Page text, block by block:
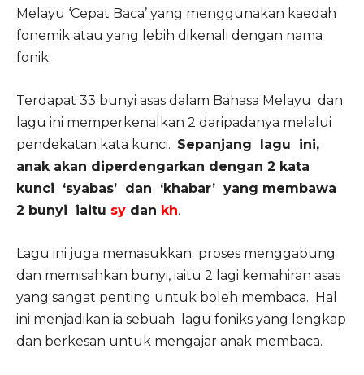
Melayu ‘Cepat Baca’ yang menggunakan kaedah
fonemik atau yang lebih dikenali dengan nama
fonik.
Terdapat 33 bunyi asas dalam Bahasa Melayu dan
lagu ini memperkenalkan 2 daripadanya melalui
pendekatan kata kunci. Sepanjang lagu ini,
anak akan diperdengarkan dengan 2 kata
kunci ‘syabas’ dan ‘khabar’ yang membawa
2 bunyi iaitu sy dan kh.
Lagu ini juga memasukkan proses menggabung
dan memisahkan bunyi, iaitu 2 lagi kemahiran asas
yang sangat penting untuk boleh membaca. Hal
ini menjadikan ia sebuah lagu foniks yang lengkap
dan berkesan untuk mengajar anak membaca.